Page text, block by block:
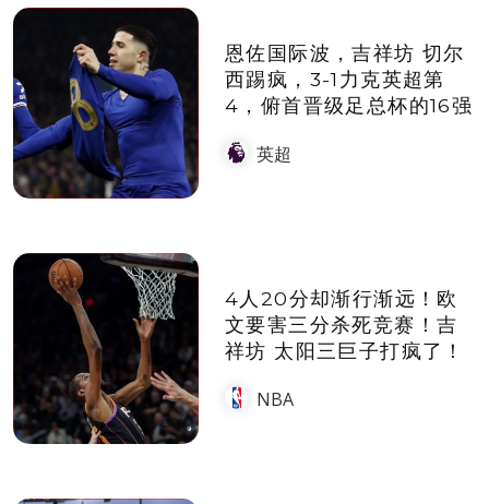
恩佐国际波，吉祥坊 切尔
西踢疯，3-1力克英超第
4，俯首晋级足总杯的16强
英超
4人20分却渐行渐远！欧
文要害三分杀死竞赛！吉
祥坊 太阳三巨子打疯了！
NBA